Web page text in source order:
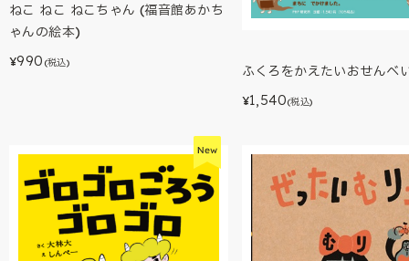
ねこ ねこ ねこちゃん (福音館あかち
ゃんの絵本)
¥990 (税込)
ふくろをかえたいおせんべ
¥1,540(税込)